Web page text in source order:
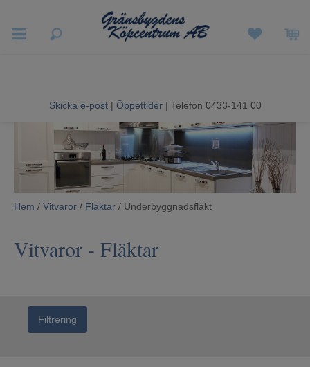
Sommarrea
Vitvaror
Hushållsapparater
Ljud & Bild
Hem & Fritid
Mina sidor
Skicka e-post | Öppettider| Telefon 0433-141 00
Hem / Vitvaror / Fläktar / Underbyggnadsfläkt
Vitvaror - Fläktar
Filtrering